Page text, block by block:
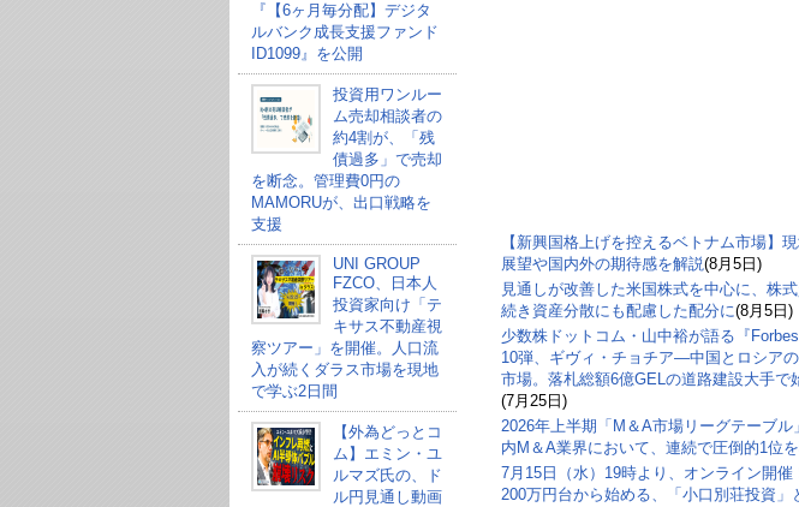
『【6ヶ月毎分配】デジタ
ルバンク成長支援ファンド
ID1099』を公開
投資用ワンルー
ム売却相談者の
約4割が、「残
債過多」で売却
を断念。管理費0円の
MAMORUが、出口戦略を
支援
UNI GROUP
FZCO、日本人
投資家向け「テ
キサス不動産視
察ツアー」を開催。人口流
入が続くダラス市場を現地
で学ぶ2日間
【外為どっとコ
ム】エミン・ユ
ルマズ氏の、ド
ル円見通し動画
【新興国格上げを控えるベトナム市場】
展望や国内外の期待感を解説(8月5日)
見通しが改善した米国株式を中心に、株
続き資産分散にも配慮した配分に(8月5日)
少数株ドットコム・山中裕が語る『
10弾、ギヴィ・チョチア―中国とロシア
市場。落札総額6億GELの道路建設大手で
(7月25日)
2026年上半期「M＆A市場リーグテーブル
内M＆A業界において、連続で圧倒的1位
7月15日（水）19時より、オンライン開催
200万円台から始める、「小口別荘投資」